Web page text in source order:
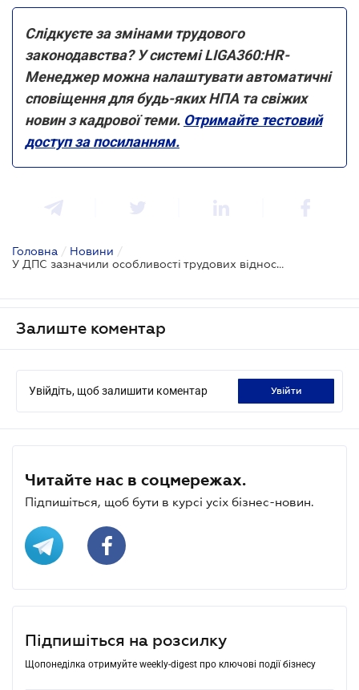
Слідкуєте за змінами трудового
законодавства? У системі LIGA360:HR-
Менеджер можна налаштувати автоматичні
сповіщення для будь-яких НПА та свіжих
новин з кадрової теми. Отримайте тестовий
доступ за посиланням.
Головна / Новини /
У ДПС зазначили особливості трудових відносин при сезонній (тимчасовій) роботі
Залиште коментар
Увійдіть, щоб залишити коментар увійти
Читайте нас в соцмережах.
Підпишіться, щоб бути в курсі усіх бізнес-новин.
Підпишіться на розсилку
Щопонеділка отримуйте weekly-digest про ключові події бізнесу